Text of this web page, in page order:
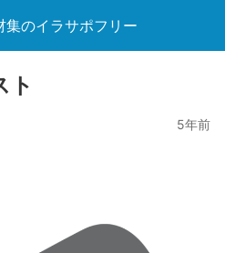
のイラサポフリー
ト
5年前